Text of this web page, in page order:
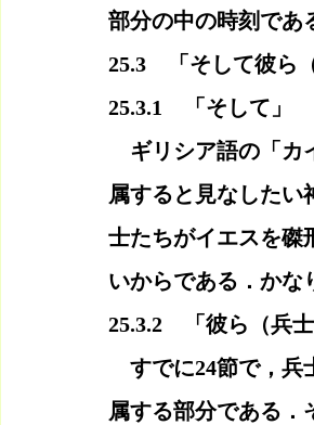
部分の中の時刻であ
25.3　「そして彼ら
25.3.1　「そして」
ギリシア語の「カ
属すると見なしたい
士たちがイエスを磔
いからである．かな
25.3.2　「彼ら（兵
すでに24節で，兵
属する部分である．